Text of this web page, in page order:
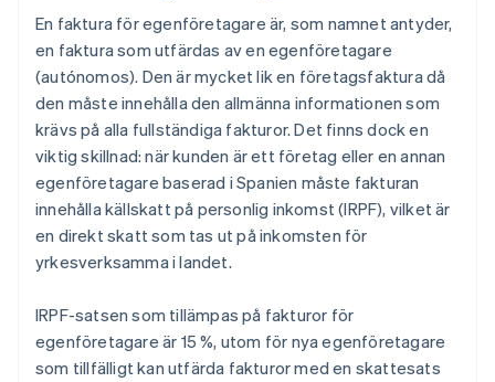
En faktura för egenföretagare är, som namnet antyder,
en faktura som utfärdas av en egenföretagare
(autónomos). Den är mycket lik en företagsfaktura då
den måste innehålla den allmänna informationen som
krävs på alla fullständiga fakturor. Det finns dock en
viktig skillnad: när kunden är ett företag eller en annan
egenföretagare baserad i Spanien måste fakturan
innehålla källskatt på personlig inkomst (IRPF), vilket är
en direkt skatt som tas ut på inkomsten för
yrkesverksamma i landet.
IRPF-satsen som tillämpas på fakturor för
egenföretagare är 15 %, utom för nya egenföretagare
som tillfälligt kan utfärda fakturor med en skattesats